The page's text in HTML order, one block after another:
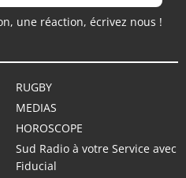
une réaction, écrivez nous !
RUGBY
MEDIAS
HOROSCOPE
Sud Radio à votre Service avec
Fiducial